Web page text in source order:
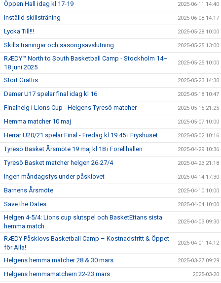
Öppen Hall idag kl 17-19 2025-06-11 14:40
Inställd skillsträning 2025-06-08 14:17
Lycka Till!!! 2025-05-28 10:00
Skills träningar och säsongsavslutning 2025-05-25 13:00
RÆDY™ North to South Basketball Camp - Stockholm 14–
18 juni 2025
2025-05-25 10:00
Stort Grattis 2025-05-23 14:30
Damer U17 spelar final idag kl 16 2025-05-18 10:47
Finalhelg i Lions Cup - Helgens Tyresö matcher 2025-05-15 21:25
Hemma matcher 10 maj 2025-05-07 10:00
Herrar U20/21 spelar Final - Fredag kl 19:45 i Fryshuset 2025-05-02 10:16
Tyresö Basket Årsmöte 19 maj kl 18 i Forellhallen 2025-04-29 10:36
Tyresö Basket matcher helgen 26-27/4 2025-04-23 21:18
Ingen måndagsfys under påsklovet 2025-04-14 17:30
Barnens Årsmöte 2025-04-10 10:00
Save the Dates 2025-04-04 10:00
Helgen 4-5/4: Lions cup slutspel och BasketEttans sista
hemma match
2025-04-03 09:30
RÆDY Påsklovs Basketball Camp – Kostnadsfritt & Öppet
för Alla!
2025-04-01 14:12
Helgens hemma matcher 28 & 30 mars 2025-03-27 09:29
Helgens hemmamatchern 22-23 mars 2025-03-20